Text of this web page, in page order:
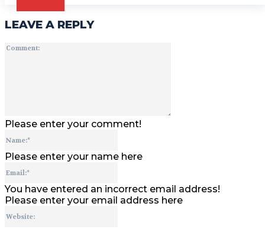
LEAVE A REPLY
Please enter your comment!
Please enter your name here
You have entered an incorrect email address!
Please enter your email address here